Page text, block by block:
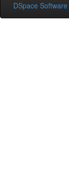
DSpace Software